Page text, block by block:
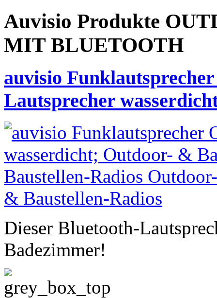
Auvisio Produkte
MIT BLUETOOTH
auvisio
Lautsprecher
Dieser Bluetooth-
Badezimmer!